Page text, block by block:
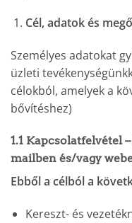
Cél, adatok és
Személyes adatokat
üzleti
célokból, amelyek a
bővítéshez)
1.1 Kapcsolatfelvétel
mailben és/vagy
Ebből a célból a
Kereszt- és